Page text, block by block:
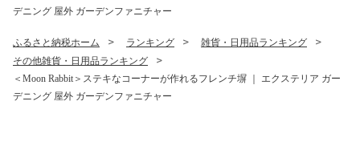
デニング 屋外 ガーデンファニチャー
ふるさと納税ホーム ランキング
雑貨・日用品ランキング
その他雑貨・日用品ランキング
＜Moon Rabbit＞ステキなコーナーが作れるフレンチ塀 ｜ エクステリア ガー
デニング 屋外 ガーデンファニチャー